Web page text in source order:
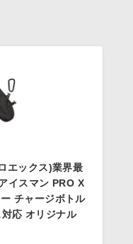
エックス)業界最
イスマン PRO X
チャージボトル
応 オリジナル